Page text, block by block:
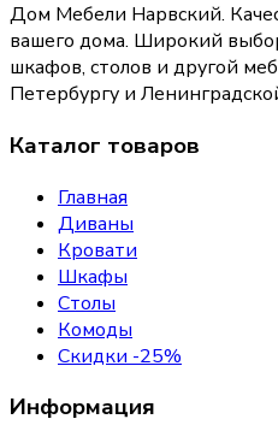
Дом Мебели Нарвский.
вашего дома. Широкий
шкафов, столов и другой
Петербургу и
Каталог товаров
Главная
Диваны
Кровати
Шкафы
Столы
Комоды
Скидки -25%
Информация